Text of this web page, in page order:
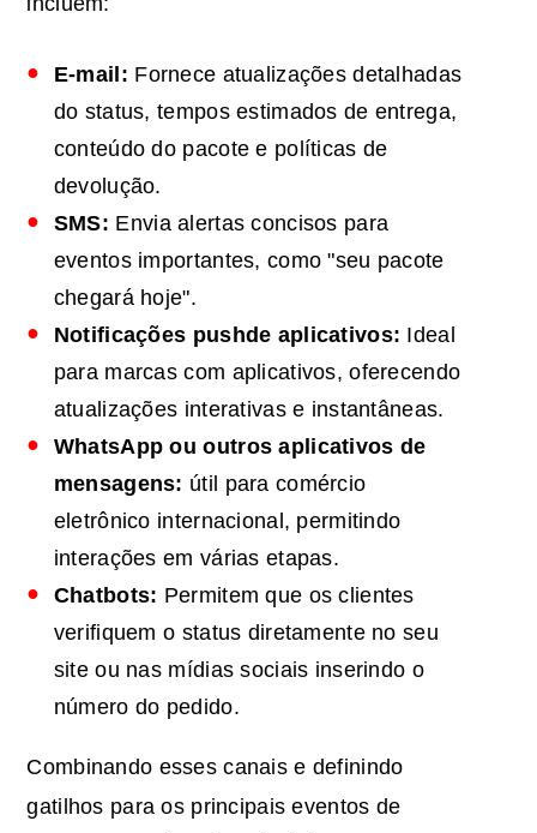
E-mail: Fornece atualizações detalhadas
do status, tempos estimados de entrega,
conteúdo do pacote e políticas de
devolução.
SMS: Envia alertas concisos para
eventos importantes, como "seu pacote
chegará hoje".
Notificações pushde aplicativos: Ideal
para marcas com aplicativos, oferecendo
atualizações interativas e instantâneas.
WhatsApp ou outros aplicativos de
mensagens: útil para comércio
eletrônico internacional, permitindo
interações em várias etapas.
Chatbots: Permitem que os clientes
verifiquem o status diretamente no seu
site ou nas mídias sociais inserindo o
número do pedido.
Combinando esses canais e definindo
gatilhos para os principais eventos de